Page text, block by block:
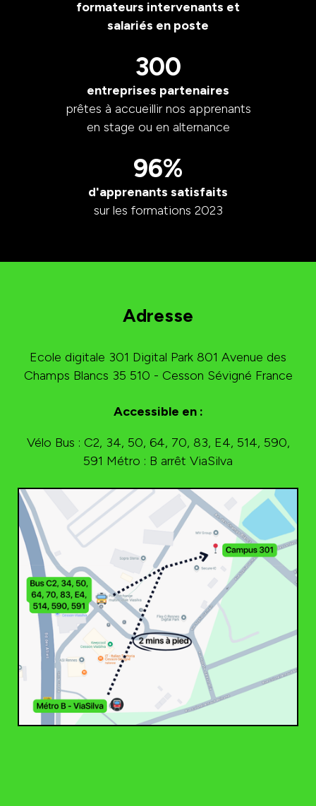
formateurs intervenants et
salariés en poste
300
entreprises partenaires
prêtes à accueillir nos apprenants
en stage ou en alternance
96%
d'apprenants satisfaits
sur les formations 2023
Adresse
Ecole digitale 301 Digital Park 801 Avenue des
Champs Blancs 35 510 - Cesson Sévigné France
Accessible en :
Vélo Bus : C2, 34, 50, 64, 70, 83, E4, 514, 590,
591 Métro : B arrêt ViaSilva